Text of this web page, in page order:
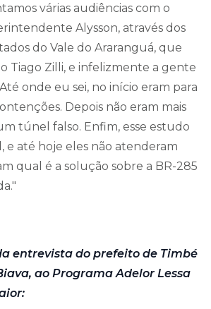
várias audiências com o
Alysson, através dos
do Vale do Araranguá, que
Tiago Zilli, e infelizmente a gente
onde eu sei, no início eram para
Depois não eram mais
túnel falso. Enfim, esse estudo
e até hoje eles não atenderam
qual é a solução sobre a BR-285
entrevista do prefeito de Timbé
ao Programa Adelor Lessa